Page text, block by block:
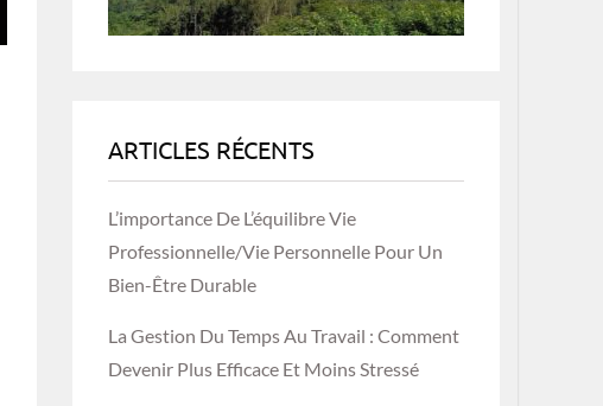
ARTICLES RÉCENTS
L’importance De L’équilibre Vie
Professionnelle/vie Personnelle Pour Un
Bien-Être Durable
La Gestion Du Temps Au Travail : Comment
Devenir Plus Efficace Et Moins Stressé